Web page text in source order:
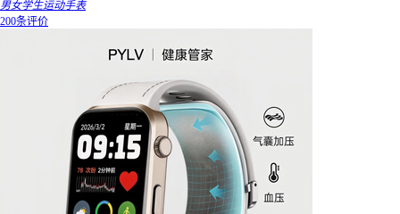
男女学生运动手表
200条评价